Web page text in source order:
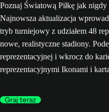
Poznaj Światową Piłkę jak
Najnowsza aktualizacja
tryb turniejowy z udziałem 48
nowe, realistyczne stadiony.
reprezentacyjnej i wkrocz do
reprezentacyjnymi Ikonami i
Graj teraz